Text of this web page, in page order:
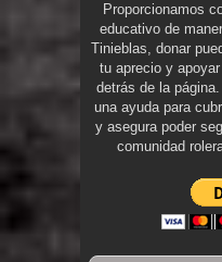
Proporcionamos
educativo de
Tinieblas, donar
tu aprecio y
detrás de la
una ayuda para
y asegura poder
comunidad